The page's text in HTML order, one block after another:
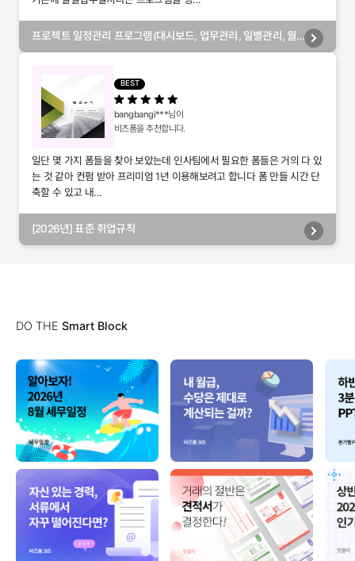
프로젝트 일정관리 프로그램(대시보드, 업무관리, 일별관리, 월
BEST
bangbangi***님이
비즈폼을 추천합니다.
일단 몇 가지 폼들을 찾아 보았는데 인사팀에서 필요한 폼들은 거의 다 있
는 것 같아 컨펌 받아 프리미엄 1년 이용해보려고 합니다 폼 만들 시간 단
축할 수 있고 내...
[2026년] 표준 취업규칙
DO THE Smart Block